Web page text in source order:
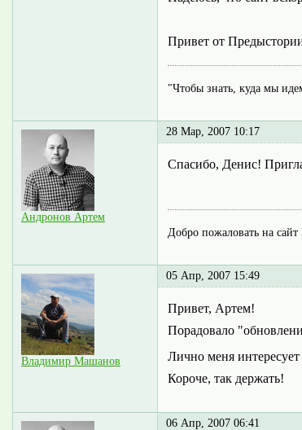
Привет от
"Чтобы знать, куда мы
Андронов Артем
28 Мар, 2007 10:17
Спасибо, Денис!
Добро пожаловать на
Владимир Машанов
05 Апр, 2007 15:49
Привет, Артем!
Порадовало
Лично меня
Короче, так держать!
06 Апр, 2007 06:41